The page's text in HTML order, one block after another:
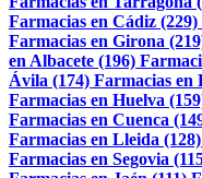
Farmacias en Cádiz (229)
Farmacias en Girona
en Albacete (196)
Ávila (174) Farmacias en
Farmacias en Huelva
Farmacias en Cuenca
Farmacias en Lleida (128)
Farmacias en Segovia